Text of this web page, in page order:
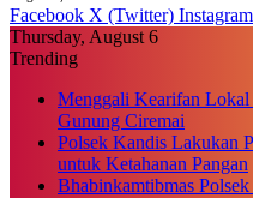
Facebook X (Twitter) Instagram
Thursday, August 6
Trending
Menggali Kearifan Lokal
Gunung Ciremai
Polsek Kandis Lakukan
untuk Ketahanan Pangan
Bhabinkamtibmas